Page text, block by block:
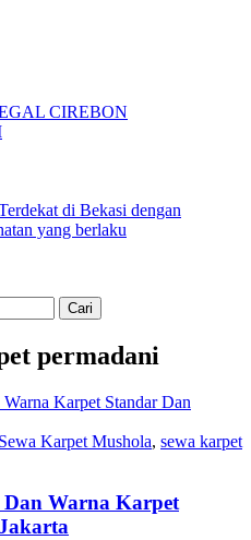
CIREBON
di Bekasi dengan
yang berlaku
permadani
Sewa Karpet Mushola, sewa karpet
Dan Warna Karpet